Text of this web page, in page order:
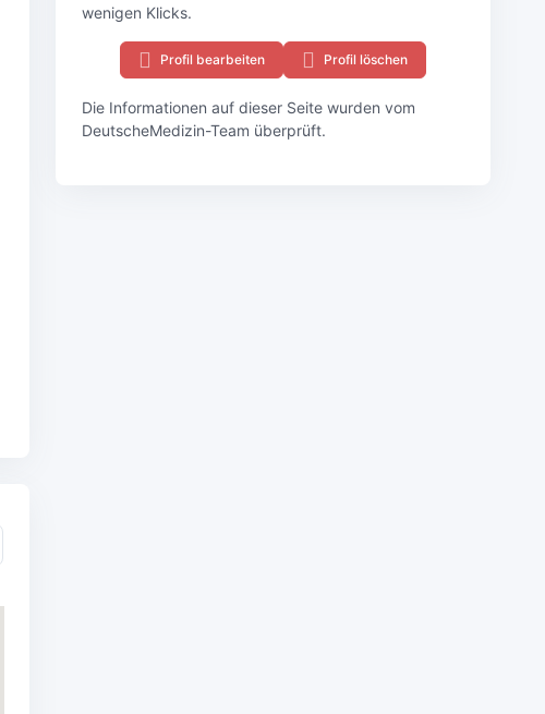
wenigen Klicks.
Profil bearbeiten Profil löschen
Die Informationen auf dieser Seite wurden vom
DeutscheMedizin-Team überprüft.